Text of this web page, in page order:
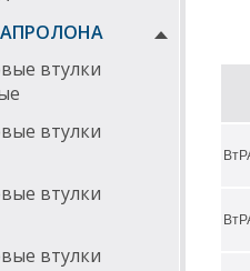
втулки
втулки
втулки
втулки